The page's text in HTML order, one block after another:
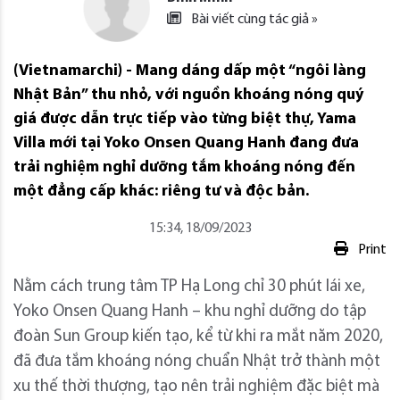
Bài viết cùng tác giả »
(Vietnamarchi) - Mang dáng dấp một “ngôi làng
Nhật Bản” thu nhỏ, với nguồn khoáng nóng quý
giá được dẫn trực tiếp vào từng biệt thự, Yama
Villa mới tại Yoko Onsen Quang Hanh đang đưa
trải nghiệm nghỉ dưỡng tắm khoáng nóng đến
một đẳng cấp khác: riêng tư và độc bản.
15:34, 18/09/2023
Print
Nằm cách trung tâm TP Hạ Long chỉ 30 phút lái xe,
Yoko Onsen Quang Hanh – khu nghỉ dưỡng do tập
đoàn Sun Group kiến tạo, kể từ khi ra mắt năm 2020,
đã đưa tắm khoáng nóng chuẩn Nhật trở thành một
xu thế thời thượng, tạo nên trải nghiệm đặc biệt mà